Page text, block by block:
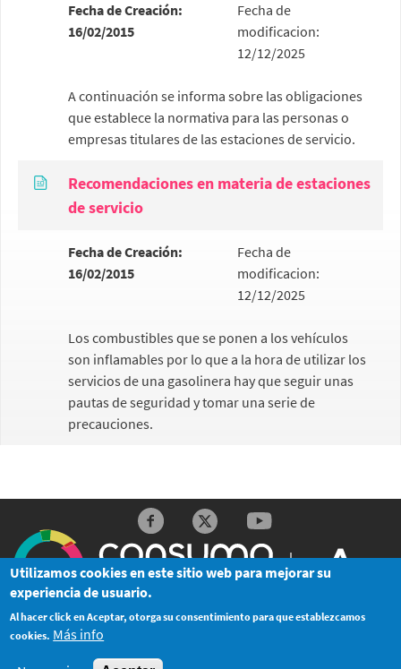
Fecha de Creación:
16/02/2015
Fecha de
modificacion:
12/12/2025
A continuación se informa sobre las obligaciones
que establece la normativa para las personas o
empresas titulares de las estaciones de servicio.
Recomendaciones en materia de estaciones
de servicio
Fecha de Creación:
16/02/2015
Fecha de
modificacion:
12/12/2025
Los combustibles que se ponen a los vehículos
son inflamables por lo que a la hora de utilizar los
servicios de una gasolinera hay que seguir unas
pautas de seguridad y tomar una serie de
precauciones.
Redes sociales y Feeds
© Junta de Andalucía
Utilizamos cookies en este sitio web para mejorar su
experiencia de usuario.
Al hacer click en Aceptar, otorga su consentimiento para que establezcamos
cookies. Más info